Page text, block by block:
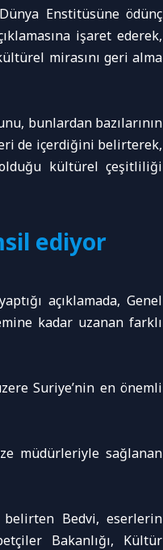
Enstitüsüne ödünç
işaret ederek,
mirasını geri alma
bunlardan bazılarının
de içerdiğini belirterek,
kültürel çeşitliliği
ediyor
açıklamada, Genel
kadar uzanan farklı
Suriye’nin en önemli
müdürleriyle sağlanan
Bedvi, eserlerin
Bakanlığı, Kültür